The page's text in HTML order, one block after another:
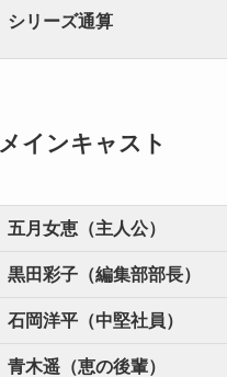
シリーズ通算
メインキャスト
五月女恵（主人公）
黒田彩子（編集部部長）
石岡洋平（中堅社員）
青木遥（恵の後輩）